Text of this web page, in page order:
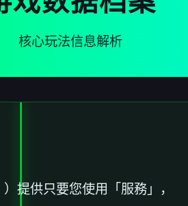
核心玩法信息解析
提供只要您使用「服務」，